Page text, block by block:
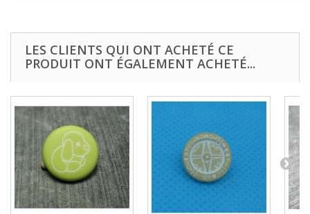
LES CLIENTS QUI ONT ACHETÉ CE
PRODUIT ONT ÉGALEMENT ACHETÉ...